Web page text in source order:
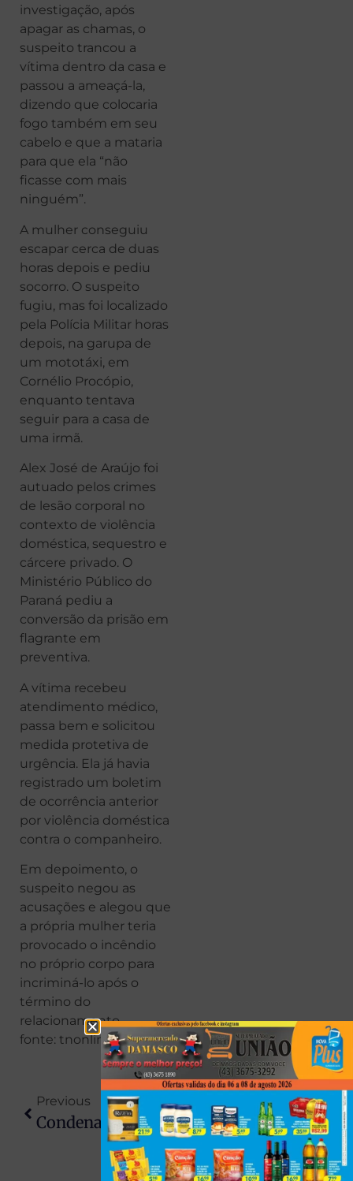
investigação, após
apagar as chamas, o
suspeito trancou a
vítima dentro da casa e
passou a ameaçá-la,
dizendo que colocaria
fogo também em seu
cabelo e que a mataria
para que ela “não
ficasse com mais
ninguém”.
A mulher conseguiu
escapar cerca de duas
horas depois e pediu
socorro. O suspeito
fugiu, mas foi localizado
pela Polícia Militar horas
depois, na garupa de
um mototáxi, em
Cornélio Procópio,
enquanto tentava
seguir para a casa de
uma irmã.
Alex José de Araújo foi
autuado pelos crimes
de lesão corporal no
contexto de violência
doméstica, sequestro e
cárcere privado. O
Ministério Público do
Paraná pediu a
conversão da prisão em
flagrante em
preventiva.
A vítima recebeu
atendimento médico,
passa bem e solicitou
medida protetiva de
urgência. Ela já havia
registrado um boletim
de ocorrência anterior
por violência doméstica
contra o companheiro.
Em depoimento, o
suspeito negou as
acusações e alegou que
a própria mulher teria
provocado o incêndio
no próprio corpo para
incriminá-lo após o
término do
relacionamento.
fonte: tnonline
Previous
Condenado Por Matar Policial Militar É Localizado Após Suspeita De Cárcere Privado Em Teodoro Sampaio
Next
Homem É Preso Com 14 Porções De Crack Prontas Para Venda Durante Patrulhamento Em Santa Fé